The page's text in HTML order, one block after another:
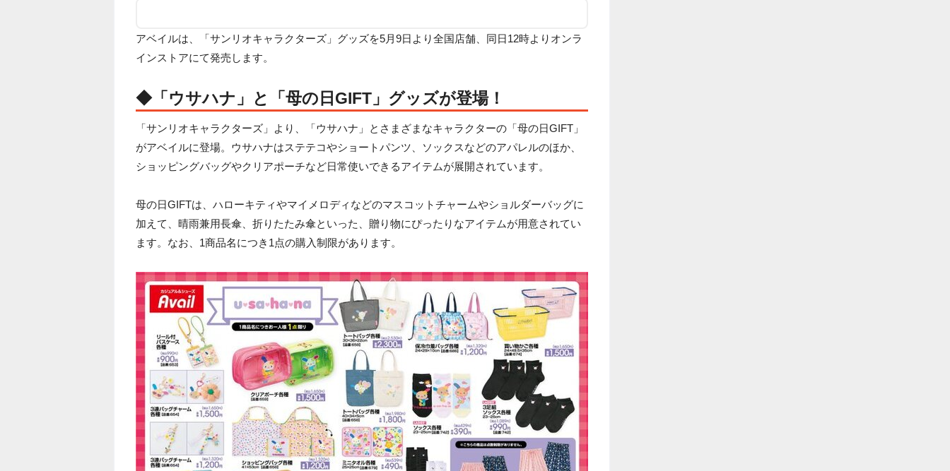
アベイルは、「サンリオキャラクターズ」グッズを5月9日より全国店舗、同日12時よりオンラ
インストアにて発売します。
◆「ウサハナ」と「母の日GIFT」グッズが登場！
「サンリオキャラクターズ」より、「ウサハナ」とさまざまなキャラクターの「母の日GIFT」
がアベイルに登場。ウサハナはステテコやショートパンツ、ソックスなどのアパレルのほか、
ショッピングバッグやクリアポーチなど日常使いできるアイテムが展開されています。
母の日GIFTは、ハローキティやマイメロディなどのマスコットチャームやショルダーバッグに
加えて、晴雨兼用長傘、折りたたみ傘といった、贈り物にぴったりなアイテムが用意されてい
ます。なお、1商品名につき1点の購入制限があります。